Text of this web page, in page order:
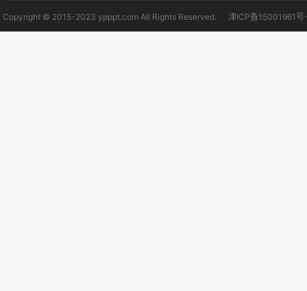
Copyright © 2015-2023 ypppt.com All Rights Reserved. 津ICP备15001961号